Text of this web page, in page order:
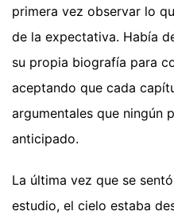
primera vez observar lo
de la expectativa. Había
su propia biografía para
aceptando que cada
argumentales que ningún
anticipado.
La última vez que se
estudio, el cielo estaba